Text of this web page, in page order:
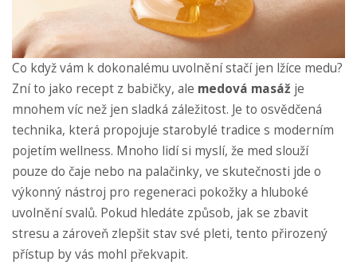
Co když vám k dokonalému uvolnění stačí jen lžíce medu?
Zní to jako recept z babičky, ale medová masáž je
mnohem víc než jen sladká záležitost. Je to osvědčená
technika, která propojuje starobylé tradice s moderním
pojetím wellness. Mnoho lidí si myslí, že med slouží
pouze do čaje nebo na palačinky, ve skutečnosti jde o
výkonný nástroj pro regeneraci pokožky a hluboké
uvolnění svalů. Pokud hledáte způsob, jak se zbavit
stresu a zároveň zlepšit stav své pleti, tento přirozený
přístup by vás mohl překvapit.